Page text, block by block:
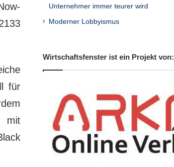
für
mit
Unternehmer immer teurer wird
Moderner Lobbyismus
Wirtschaftsfenster ist ein Projekt von: